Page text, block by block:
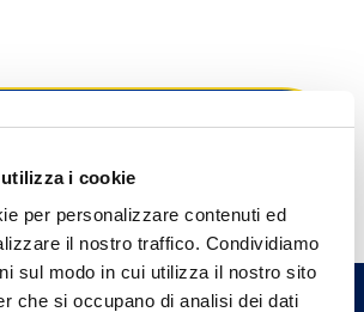
i cookie
per personalizzare contenuti ed
il nostro traffico. Condividiamo
sul modo in cui utilizza il nostro sito
che si occupano di analisi dei dati
di
più vicina a te e parla con